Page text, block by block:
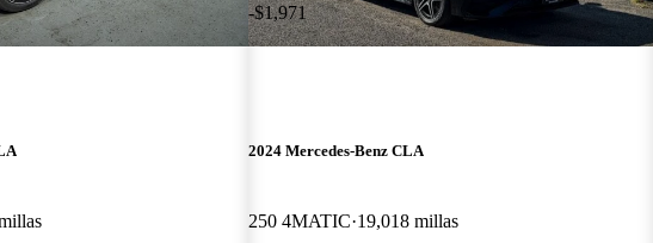
-$1,971
2024 Mercedes-Benz CLA
250 4MATIC 19,018 millas